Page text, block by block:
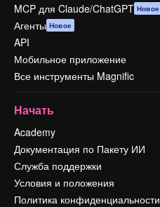
MCP для Claude/ChatGPT Новое
Агенты Новое
API
Мобильное приложение
Все инструменты Magnific
Начать
Academy
Документация по Пакету ИИ
Служба поддержки
Условия и положения
Политика конфиденциальности